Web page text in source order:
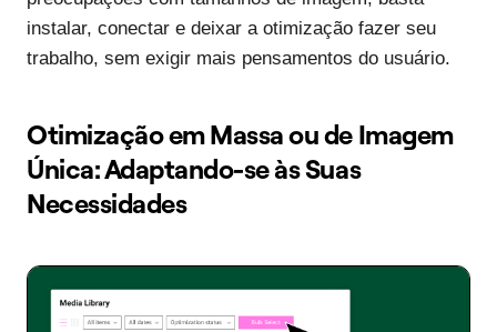
instalar, conectar e deixar a otimização fazer seu
trabalho, sem exigir mais pensamentos do usuário.
Otimização em Massa ou de Imagem
Única: Adaptando-se às Suas
Necessidades